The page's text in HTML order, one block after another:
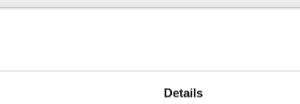
Details
Team neu auf
Team mit erfahrenen Kräften an den Standorten